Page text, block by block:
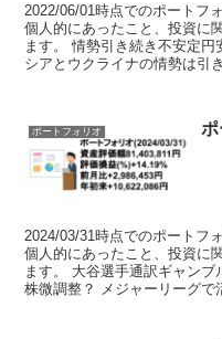
2022/06/01時点でのポートフ
個人的にあったこと、投資に
ます。 情勢引き続き不安定
シアとウクライナの情勢は引き
ポートフォリオ ポ
2024/03/31時点でのポートフ
個人的にあったこと、投資に
ます。 大谷選手通訳ギャン
株微調整？ メジャーリーグで